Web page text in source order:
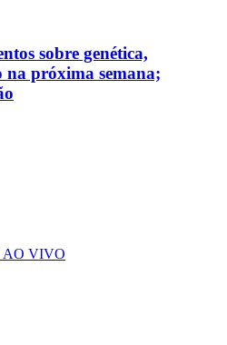
sobre genética,
na próxima semana;
AO VIVO